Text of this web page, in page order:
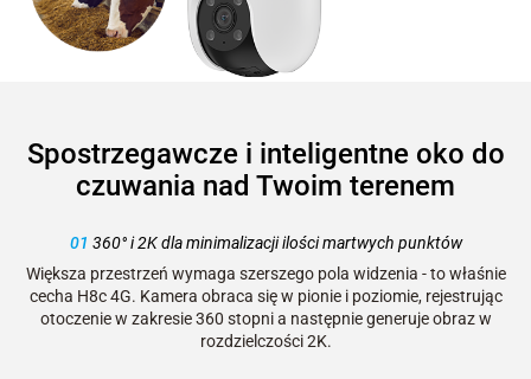
Spostrzegawcze i inteligentne oko do
czuwania nad Twoim terenem
01 360° i 2K dla minimalizacji ilości martwych punktów
Większa przestrzeń wymaga szerszego pola widzenia - to właśnie
cecha H8c 4G. Kamera obraca się w pionie i poziomie, rejestrując
otoczenie w zakresie 360 stopni a następnie generuje obraz w
rozdzielczości 2K.